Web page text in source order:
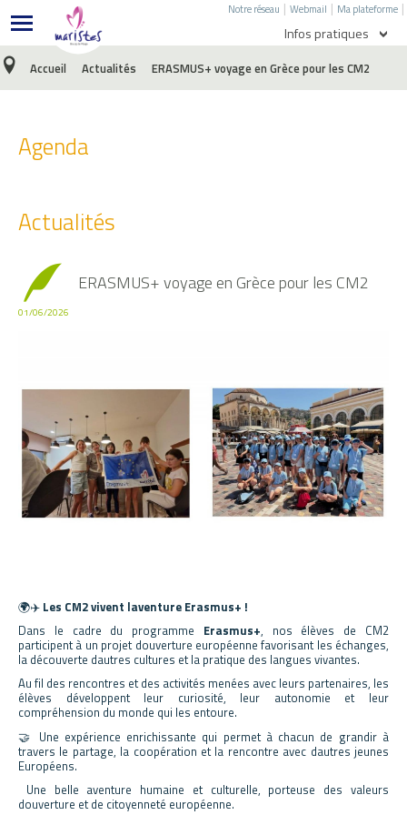
Notre réseau | Webmail | Ma plateforme |
Infos pratiques
Agenda
Facebook
Accueil Actualités ERASMUS+ voyage en Grèce pour les CM2
Actualités
01/06/2026
ERASMUS+ voyage en Grèce pour les CM2
🌍✈️ Les CM2 vivent laventure Erasmus+ !
Dans le cadre du programme Erasmus+, nos élèves de CM2
participent à un projet douverture européenne favorisant les échanges,
la découverte dautres cultures et la pratique des langues vivantes.
Au fil des rencontres et des activités menées avec leurs partenaires, les
élèves développent leur curiosité, leur autonomie et leur
compréhension du monde qui les entoure.
🤝 Une expérience enrichissante qui permet à chacun de grandir à
travers le partage, la coopération et la rencontre avec dautres jeunes
Européens.
Une belle aventure humaine et culturelle, porteuse des valeurs
douverture et de citoyenneté européenne.
Agenda